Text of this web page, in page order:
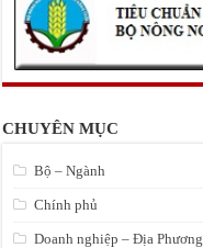
CHUYÊN MỤC
Bộ – Ngành
Chính phủ
Doanh nghiệp – Địa Phương